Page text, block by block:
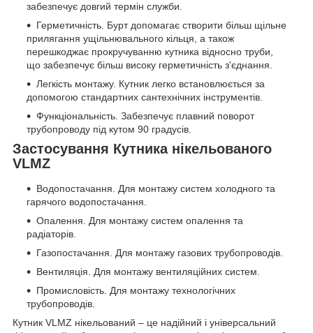
забезпечує довгий термін служби.
Герметичність. Бурт допомагає створити більш щільне
прилягання ущільнювального кільця, а також
перешкоджає прокручуванню кутника відносно труби,
що забезпечує більш високу герметичність з'єднання.
Легкість монтажу. Кутник легко встановлюється за
допомогою стандартних сантехнічних інструментів.
Функціональність. Забезпечує плавний поворот
трубопроводу під кутом 90 градусів.
Застосування Кутника нікельованого
VLMZ
Водопостачання. Для монтажу систем холодного та
гарячого водопостачання.
Опалення. Для монтажу систем опалення та
радіаторів.
Газопостачання. Для монтажу газових трубопроводів.
Вентиляція. Для монтажу вентиляційних систем.
Промисловість. Для монтажу технологічних
трубопроводів.
Кутник VLMZ нікельований – це надійний і універсальний